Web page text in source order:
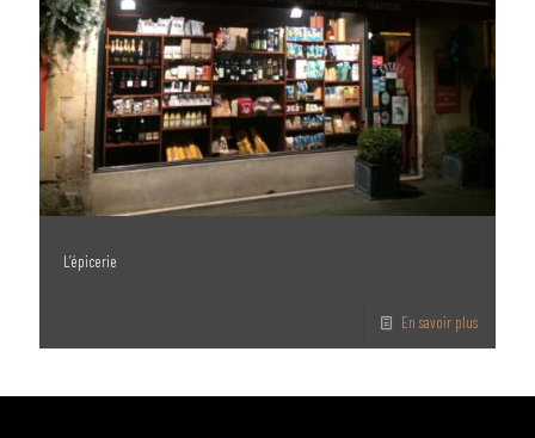
L’épicerie
En savoir plus